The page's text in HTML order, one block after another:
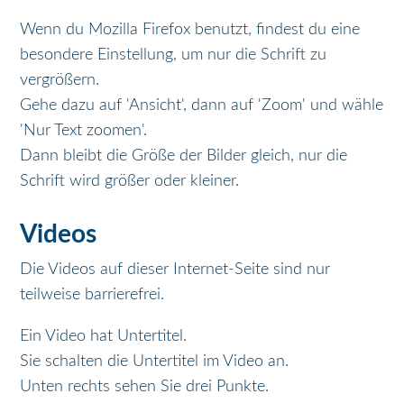
Wenn du Mozilla Firefox benutzt, findest du eine
besondere Einstellung, um nur die Schrift zu
vergrößern.
Gehe dazu auf 'Ansicht', dann auf 'Zoom' und wähle
'Nur Text zoomen'.
Dann bleibt die Größe der Bilder gleich, nur die
Schrift wird größer oder kleiner.
Videos
Die Videos auf dieser Internet-Seite sind nur
teilweise barrierefrei.
Ein Video hat Untertitel.
Sie schalten die Untertitel im Video an.
Unten rechts sehen Sie drei Punkte.